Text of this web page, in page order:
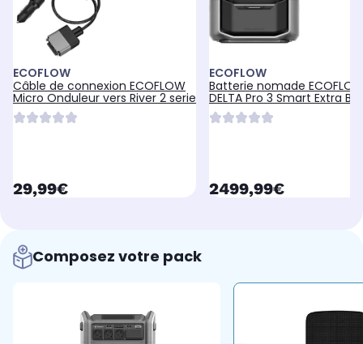
ECOFLOW
Câble de connexion ECOFLOW
Micro Onduleur vers River 2 serie
currentPrice
29,99€
ECOFLOW
Batterie nomade
DELTA Pro 3 Smart Extra
currentPrice
2499,99€
Composez votre pack